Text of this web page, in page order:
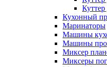
Кухонный
Маринаторы
Машины
Машины
Миксер
Миксеры